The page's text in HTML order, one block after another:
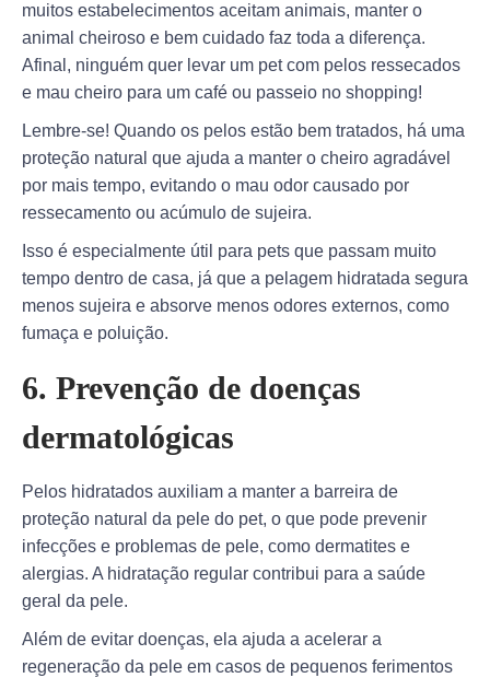
muitos estabelecimentos aceitam animais, manter o
animal cheiroso e bem cuidado faz toda a diferença.
Afinal, ninguém quer levar um pet com pelos ressecados
e mau cheiro para um café ou passeio no shopping!
Lembre-se! Quando os pelos estão bem tratados, há uma
proteção natural que ajuda a manter o cheiro agradável
por mais tempo, evitando o mau odor causado por
ressecamento ou acúmulo de sujeira.
Isso é especialmente útil para pets que passam muito
tempo dentro de casa, já que a pelagem hidratada segura
menos sujeira e absorve menos odores externos, como
fumaça e poluição.
6. Prevenção de doenças
dermatológicas
Pelos hidratados auxiliam a manter a barreira de
proteção natural da pele do pet, o que pode prevenir
infecções e problemas de pele, como dermatites e
alergias. A hidratação regular contribui para a saúde
geral da pele.
Além de evitar doenças, ela ajuda a acelerar a
regeneração da pele em casos de pequenos ferimentos